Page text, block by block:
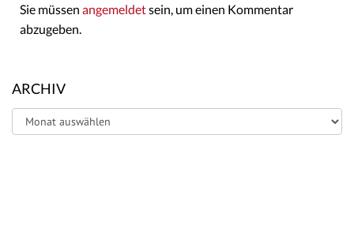
Sie müssen angemeldetsein, um einen Kommentar
abzugeben.
ARCHIV
Archiv